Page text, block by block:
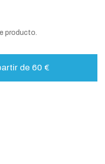
producto.
de 60 €